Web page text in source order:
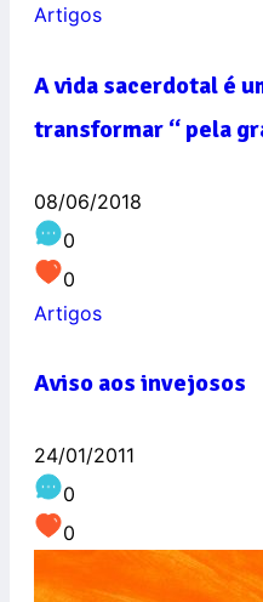
Artigos
A vida sacerdotal é
transformar “ pela
08/06/2018
0
0
Artigos
Aviso aos invejosos
24/01/2011
0
0